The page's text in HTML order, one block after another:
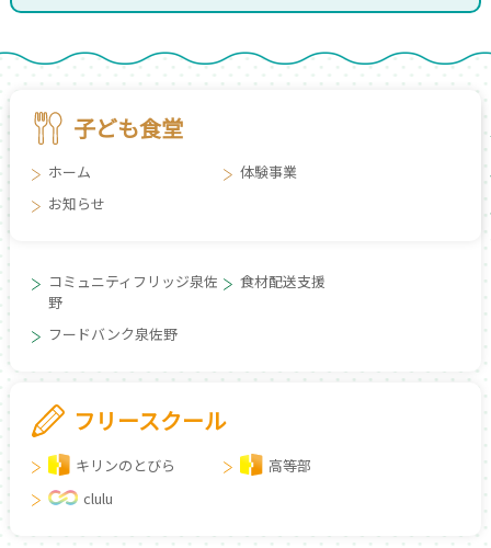
子ども食堂
ホーム
体験事業
お知らせ
コミュニティフリッジ泉佐
野
食材配送支援
フードバンク泉佐野
フリースクール
キリンのとびら
高等部
clulu